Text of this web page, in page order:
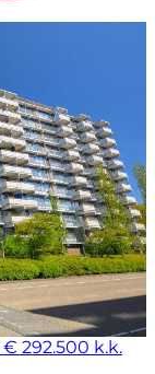
€ 292.500 k.k.